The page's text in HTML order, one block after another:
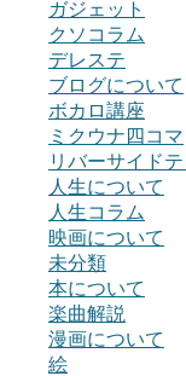
ガジェット
クソコラム
デレステ
ブログについて
ボカロ講座
ミクウナ四コマ
リバーサイド
人生について
人生コラム
映画について
未分類
本について
楽曲解説
漫画について
絵